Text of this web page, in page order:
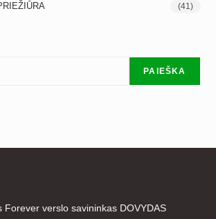
(41)
PAIEŠKA
Forever verslo savininkas DOVYDAS